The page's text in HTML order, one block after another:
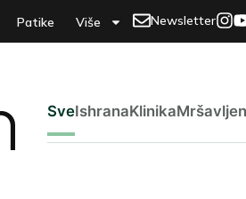
Patike Više Newsletter
SveIshranaKlinika